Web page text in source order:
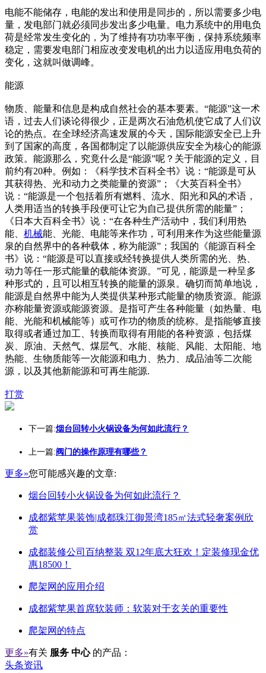
电能不能储存，电能的发出和使用是同步的，所以需要多少电
量，发电部门就必须同步发出多少电量。电力系统中的用电负
荷是经常发生变化的，为了维持有功功率平衡，保持系统频率
稳定，需要发电部门相应改变发电机的出力以适应用电负荷的
变化，这就叫做调峰。
能源
物质、能量和信息是构成自然社会的基本要素。“能源”这一术
语，过去人们谈论得很少，正是两次石油危机使它成了人们议
论的热点。在全球经济高速发展的今天，国际能源安全已上升
到了国家的高度，各国都制定了以能源供应安全为核心的能源
政策。能源那么，究竟什么是“能源”呢？关于能源的定义，目
前约有20种。例如：《科学技术百科全书》说：“能源是可从
其获得热、光和动力之类能量的资源”；《大英百科全书》
说：“能源是一个包括着所有燃料、流水、阳光和风的术语，
人类用适当的转换手段便可让它为自己提供所需的能量”；
《日本大百科全书》说：“在各种生产活动中，我们利用热
能、 机械能、光能、电能等来作功，可利用来作为这些能量源
泉的自然界中的各种载体，称为能源”；我国的《能源百科全
书》说：“能源是可以直接或经转换提供人类所需的光、热、
动力等任一形式能量的载能体资源。”可见，能源是一种呈多
种形式的，且可以相互转换的能量的源泉。确切而简单地说，
能源是自然界中能为人类提供某种形式能量的物质资源。能源
亦称能量资源或能源资源。是指可产生各种能量（如热量、电
能、光能和机械能等）或可作功的物质的统称。是指能够直接
取得或者通过加工、转换而取得有用能的各种资源，包括煤
炭、原油、天然气、煤层气、水能、核能、风能、太阳能、地
热能、生物质能等一次能源和电力、热力、成品油等二次能
源，以及其他新能源和可再生能源.
打赏
下一篇:烟台回转小火锅设备为何如此流行？
上一篇: 阀门的操作原理有哪些？
更多»您可能感兴趣的文章:
烟台回转小火锅设备为何如此流行？
成都紫苹果装饰|成都珠江御景湾185㎡法式轻奢案例欣
赏
成都装修公司百纳整装 双12年底大狂欢！定装修现金优
惠18500！
爬架网的应用介绍
成都紫苹果首席软装师：软装对于玄关的重要性
爬架网的特点
更多»有关 服务 中心 的产品：
头条资讯